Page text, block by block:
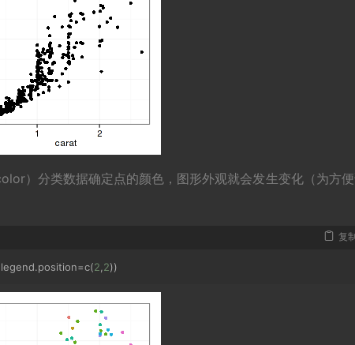
）分类数据确定点的颜色，图形外观就会发生变化（为方
复
legend.position=c(2 2))